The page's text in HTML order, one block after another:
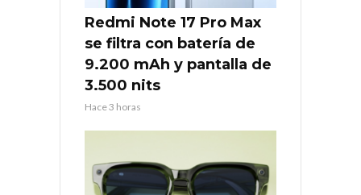
Redmi Note 17 Pro Max
se filtra con batería de
9.200 mAh y pantalla de
3.500 nits
Hace 3 horas